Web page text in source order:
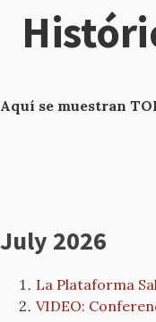
de
Aquí se muestran
July 2026
La Plataforma
VIDEO: